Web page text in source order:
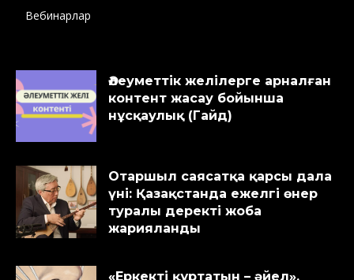
Вебинарлар
Әлеуметтік желілерге арналған
контент жасау бойынша
нұсқаулық (Гайд)
Отаршыл саясатқа қарсы дала
үні: Қазақстанда ежелгі өнер
туралы деректі жоба
жарияланды
«Еркекті құртатын – әйел».